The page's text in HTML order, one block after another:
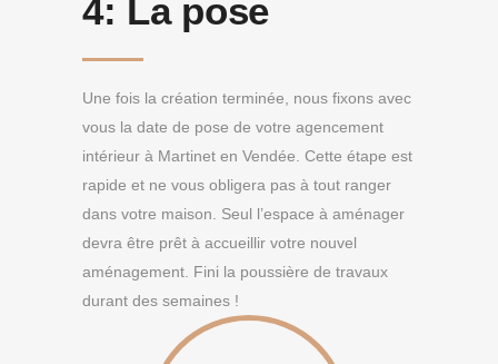
4: La pose
Une fois la création terminée, nous fixons avec
vous la date de pose de votre agencement
intérieur à Martinet en Vendée. Cette étape est
rapide et ne vous obligera pas à tout ranger
dans votre maison. Seul l’espace à aménager
devra être prêt à accueillir votre nouvel
aménagement. Fini la poussière de travaux
durant des semaines !